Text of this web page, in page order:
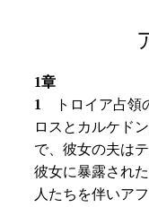
1章
1
トロイア占領
ロスとカルケド
で、彼女の夫は
彼女に暴露され
人たちを伴いア